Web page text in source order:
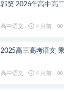
郭笑 2026年高中高
高中语文 4 月前
2025高三高考语文
高中语文 4 月前